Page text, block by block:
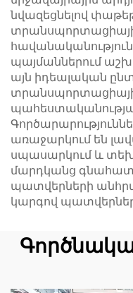
նվազեցնելով
տրանսպորտացիայի
պայմաններում
այն իդեալական
առաջարկում են
սպասարկում և
մարդկանց
պատվերների
կարգով